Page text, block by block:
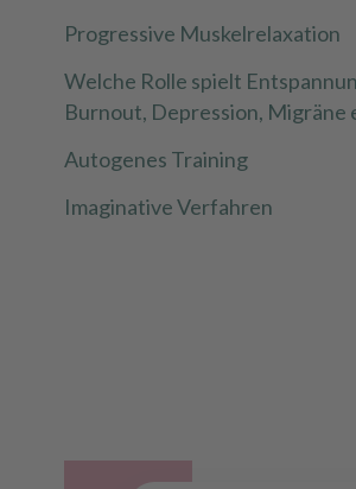
Progressive Muskelrelaxation
Welche Rolle spielt
Burnout, Depression, Migräne
Autogenes Training
Imaginative Verfahren